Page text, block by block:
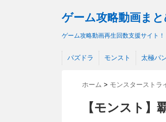
ゲーム攻略動画ま
ゲーム攻略動画再生回数支援サイト！
パズドラ モンスト 太極パ
ホーム > モンスターストラ
【モンスト】